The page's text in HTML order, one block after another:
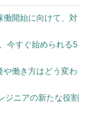
働開始に向けて、対
今すぐ始められる5
働き方はどう変わ
ジニアの新たな役割